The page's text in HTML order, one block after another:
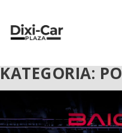
KATEGORIA: